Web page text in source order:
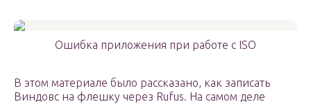
Ошибка приложения при работе с ISO
В этом материале было рассказано, как записать
Виндовс на флешку через Rufus. На самом деле